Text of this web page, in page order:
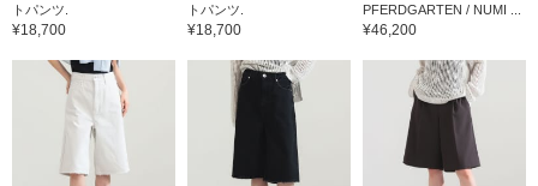
トパンツ.
¥18,700
トパンツ.
¥18,700
PFERDGARTEN / NUMI ...
¥46,200